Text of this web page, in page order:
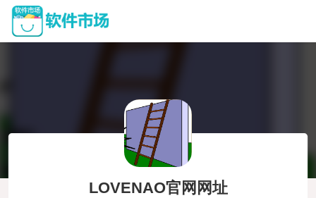
LOVENAO官网网址